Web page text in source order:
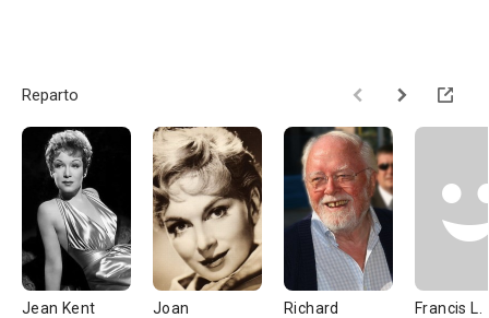
Reparto
Jean Kent
Joan
Richard
Francis L.